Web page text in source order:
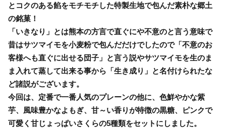
とコクのある餡をモチモチした特製生地で包んだ素朴な郷土
の銘菓！
「いきなり」とは熊本の方言で直ぐにや不意のと言う意味で
昔はサツマイモを小麦粉で包んだだけでしたので「不意のお
客様へも直ぐに出せる団子」と言う説やサツマイモを生のま
ま入れて蒸して出来る事から「生き成り」と名付けられたな
ど諸説がございます。
今回は、定番で一番人気のプレーンの他に、色鮮やかな紫
芋、風味豊かなよもぎ、甘～い香りが特徴の黒糖、ピンクで
可愛く甘じょっぱいさくらの5種類をセットにしました。